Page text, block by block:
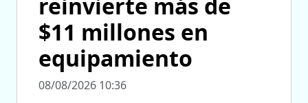
reinvierte más de
$11 millones en
equipamiento
08/08/2026 10:36